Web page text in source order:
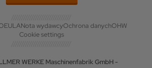
EULANota wydawcyOchrona danychOHW
Cookie settings
WERKE Maschinenfabrik GmbH -